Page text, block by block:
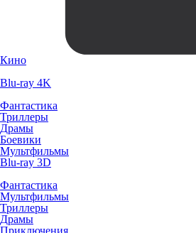
Кино
Blu-ray 4K
Фантастика
Триллеры
Драмы
Боевики
Мультфильмы
Blu-ray 3D
Фантастика
Мультфильмы
Триллеры
Драмы
Приключения